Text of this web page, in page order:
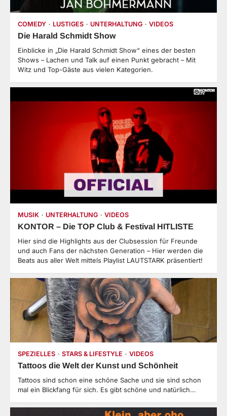
COMEDY LUSTIGES UNTERHALTUNG VIDEOS
Die Harald Schmidt Show
Einblicke in „Die Harald Schmidt Show“ eines der besten
Shows – Lachen und Talk auf einen Punkt gebracht – Mit
Witz und Top-Gäste aus vielen Kategorien.
MUSIK UNTERHALTUNG VIDEOS
KONTOR – Die TOP Club & Festival HITLISTE
Hier sind die Highlights aus der Clubsession für Freunde
und auch Fans der nächsten Generation – Hier werden die
Beats aus aller Welt mittels Playlist LAUTSTARK präsentiert!
SPEZIELLES STARS & LIFESTYLE VIDEOS
Tattoos die Welt der Kunst und Schönheit
Tattoos sind schon eine schöne Sache und sie sind schon
mal ein Blickfang für sich. Es gibt schöne und natürlich…